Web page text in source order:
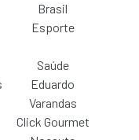
Brasil
Esporte
Saúde
Eduardo
Varandas
Click Gourmet